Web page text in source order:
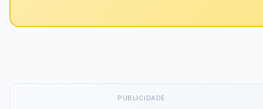
PUBLICIDADE